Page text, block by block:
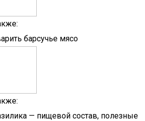
барсучье мясо
— пищевой состав, полезные